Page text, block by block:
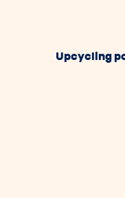
Upcycling